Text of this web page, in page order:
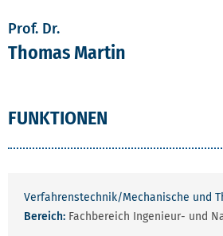
Prof. Dr.
Thomas Martin
FUNKTIONEN
Verfahrenstechnik/Mechanische und
Bereich: Fachbereich Ingenieur- und